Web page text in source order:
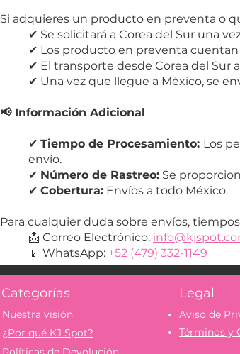
Si adquieres un producto en preventa o
✔ Se solicitará a Corea del Sur una
✔ Los producto en preventa
✔ El transporte desde Corea del Sur
✔ Una vez que llegue a México, se
📢 Información Adicional
✔ Tiempo de Procesamiento: Los
envío.
✔ Número de Rastreo: Se
✔ Cobertura: Envíos a todo México.
Para cualquier duda sobre envíos,
📩 Correo Electrónico:
📱 WhatsApp: +52 (479) 332-1149
Categorías
Nuestra visión
¿Por qué KJ Spot?
Legal
Aviso de
Términos y